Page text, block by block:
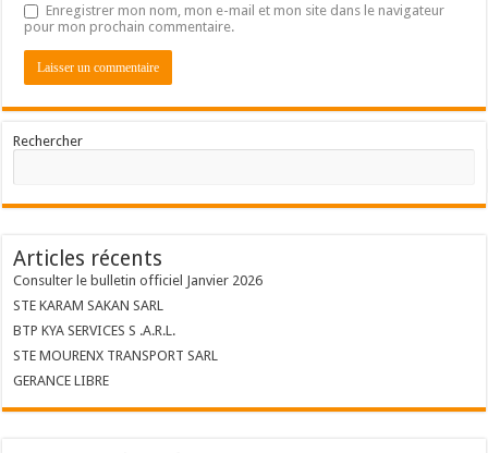
Enregistrer mon nom, mon e-mail et mon site dans le navigateur
pour mon prochain commentaire.
Rechercher
Articles récents
Consulter le bulletin officiel Janvier 2026
STE KARAM SAKAN SARL
BTP KYA SERVICES S .A.R.L.
STE MOURENX TRANSPORT SARL
GERANCE LIBRE